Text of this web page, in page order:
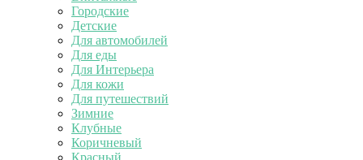
Городские
Детские
Для автомобилей
Для еды
Для Интерьера
Для кожи
Для путешествий
Зимние
Клубные
Коричневый
Красный